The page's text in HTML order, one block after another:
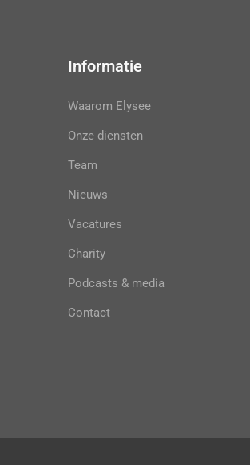
Informatie
Waarom Elysee
Onze diensten
Team
Nieuws
Vacatures
Charity
Podcasts & media
Contact